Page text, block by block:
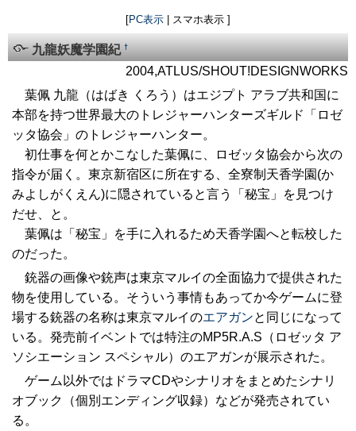
[PC表示 | スマホ表示 ]
九龍妖魔学園紀†
2004,ATLUS/SHOUT!DESIGNWORKS
葉佩 九龍（はばき くろう）はエジプト アラブ共和国に
本部を持つ世界最大のトレジャーハンターズギルド「ロゼ
ッタ協会」のトレジャーハンター。
初仕事を何とかこなした葉佩に、ロゼッタ協会から次の
指令が届く。東京新宿区に所在する、全寮制天香学園(か
みよしがくえん)に隠されていると言う「秘宝」を見つけ
だせ、と。
葉佩は「秘宝」を手に入れるため天香学園へと転校した
のだった。
銃器の画像や銃声は東京マルイの全面協力で提供された
物を使用している。そういう事情もあってか今ゲームに登
場する銃器の名称は東京マルイのエアガンと同じになって
いる。発売前イベントでは特注のMP5R.A.S（ロゼッタ ア
ソシエーション スペシャル）のエアガンが展示された。
ゲーム以外ではドラマCDやシナリオをまとめたシナリ
オブック（個別エンディング収録）などが発売されてい
る。